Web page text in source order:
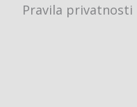
Pravila privatnosti